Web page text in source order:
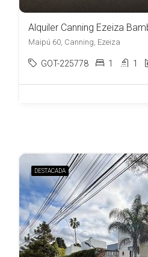
Maipú 60, Canning, Ezeiza
GOT-225778 1 1
DESTACADA